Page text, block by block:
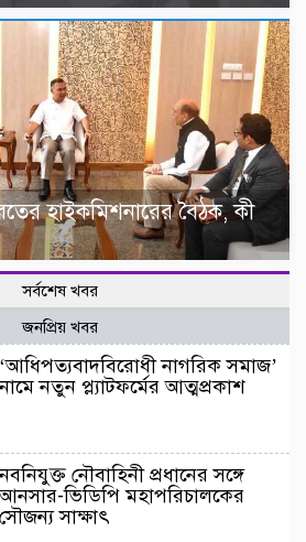
হাইকমিশনারের বৈঠক, কী
সর্বশেষ খবর
জনপ্রিয় খবর
‘আধিপত্যবাদবিরোধী নাগরিক সমাজ’
নামে নতুন প্ল্যাটফর্মের আত্মপ্রকাশ
নবনিযুক্ত নৌবাহিনী প্রধানের সঙ্গে
আনসার-ভিডিপি মহাপরিচালকের
সৌজন্য সাক্ষাৎ